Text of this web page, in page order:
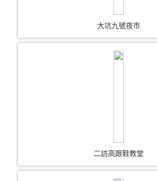
大坑九號夜市
二訪高跟鞋教堂